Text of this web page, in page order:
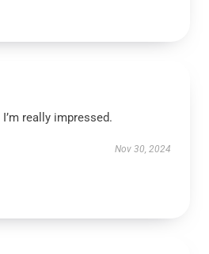
really impressed.
Nov 30, 2024